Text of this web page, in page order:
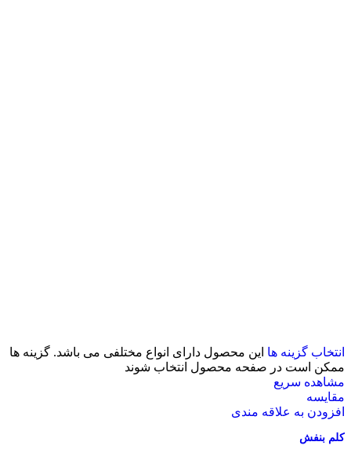
انتخاب گزینه ها این محصول دارای انواع مختلفی می باشد. گزینه ها
ممکن است در صفحه محصول انتخاب شوند
مشاهده سریع
مقایسه
افزودن به علاقه مندی
کلم بنفش